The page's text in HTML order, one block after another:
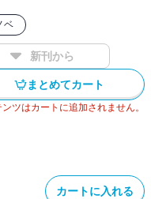
ベ
新刊から
まとめてカート
ツはカートに追加されません。
カートに入れる